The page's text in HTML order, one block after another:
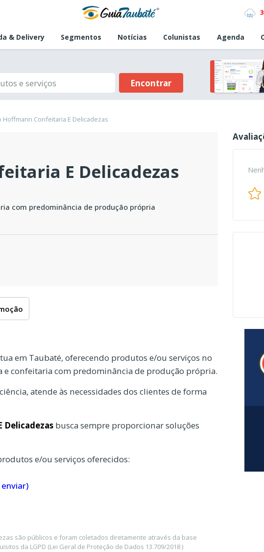
& Delivery Segmentos Notícias Colunistas Agenda
Encontrar
Hoffmann Confeitaria E Delicadezas
E Delicadezas
com predominância de produção própria
em Taubaté, oferecendo produtos e/ou serviços no
e confeitaria com predominância de produção própria.
atende às necessidades dos clientes de forma
Delicadezas busca sempre proporcionar soluções
e/ou serviços oferecidos:
são públicos e foram coletados diretamente através da base
da LGPD (Lei Geral de Proteção de Dados 13.709/2018 )